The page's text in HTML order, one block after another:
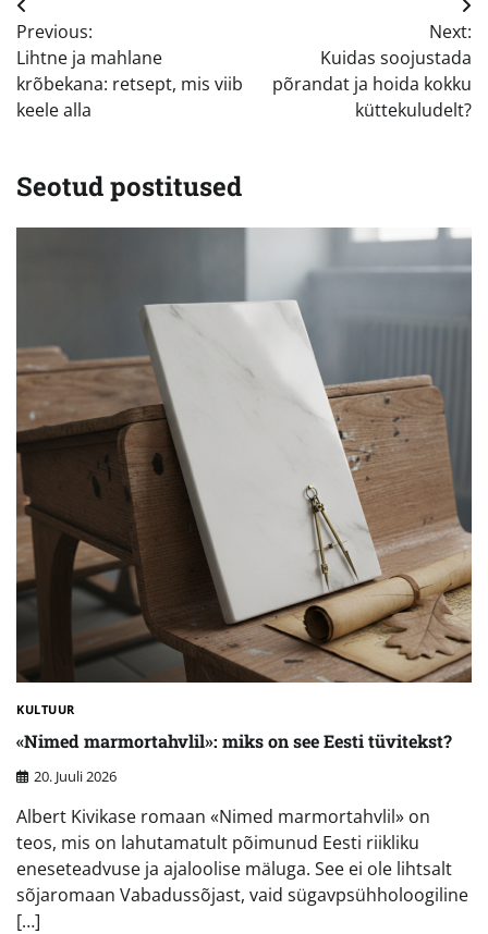
Navigeerimine
Previous:
Lihtne ja mahlane
krõbekana: retsept, mis viib
keele alla
Next:
Kuidas soojustada
põrandat ja hoida kokku
küttekuludelt?
Seotud postitused
KULTUUR
«Nimed marmortahvlil»: miks on see Eesti tüvitekst?
20. Juuli 2026
Albert Kivikase romaan «Nimed marmortahvlil» on
teos, mis on lahutamatult põimunud Eesti riikliku
eneseteadvuse ja ajaloolise mäluga. See ei ole lihtsalt
sõjaromaan Vabadussõjast, vaid sügavpsühholoogiline
[…]